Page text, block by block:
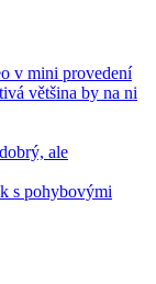
v mini provedení
většina by na ni
ale
s pohybovými